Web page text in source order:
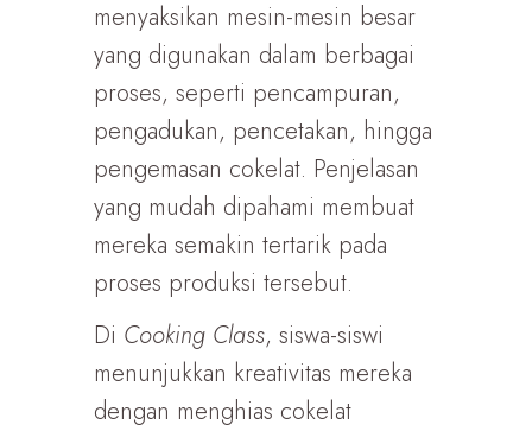
menyaksikan mesin-mesin besar
yang digunakan dalam berbagai
proses, seperti pencampuran,
pengadukan, pencetakan, hingga
pengemasan cokelat. Penjelasan
yang mudah dipahami membuat
mereka semakin tertarik pada
proses produksi tersebut.
Di Cooking Class, siswa-siswi
menunjukkan kreativitas mereka
dengan menghias cokelat